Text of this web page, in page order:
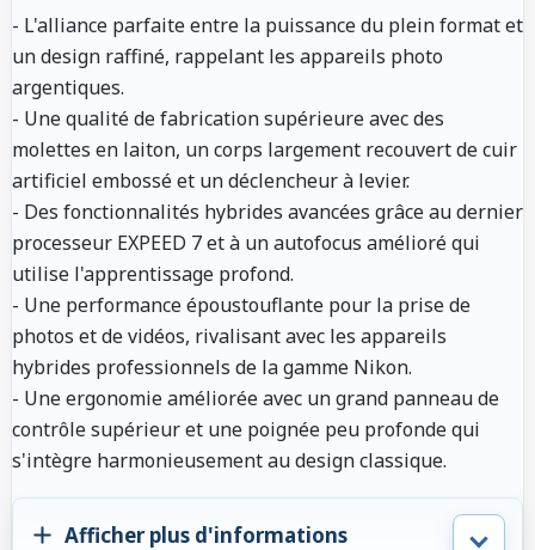
- L'alliance parfaite entre la puissance du plein format et
un design raffiné, rappelant les appareils photo
argentiques.
- Une qualité de fabrication supérieure avec des
molettes en laiton, un corps largement recouvert de cuir
artificiel embossé et un déclencheur à levier.
- Des fonctionnalités hybrides avancées grâce au dernier
processeur EXPEED 7 et à un autofocus amélioré qui
utilise l'apprentissage profond.
- Une performance époustouflante pour la prise de
photos et de vidéos, rivalisant avec les appareils
hybrides professionnels de la gamme Nikon.
- Une ergonomie améliorée avec un grand panneau de
contrôle supérieur et une poignée peu profonde qui
s'intègre harmonieusement au design classique.
Afficher plus d'informations